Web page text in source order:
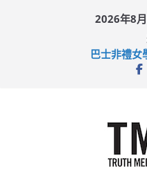
2026年8月
巴士非禮女
涉造假公屋富